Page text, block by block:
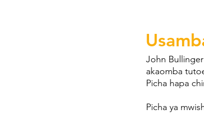
John
akaomba
Picha hapa
Picha ya